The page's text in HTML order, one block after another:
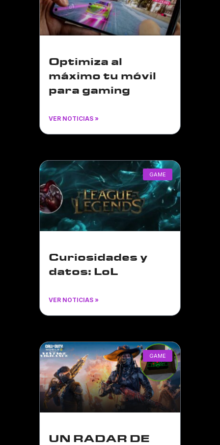
Optimiza al
máximo tu móvil
para gaming
VER NOTICIAS »
GAME
Curiosidades y
datos: LoL
VER NOTICIAS »
GAME
UN RADAR DE